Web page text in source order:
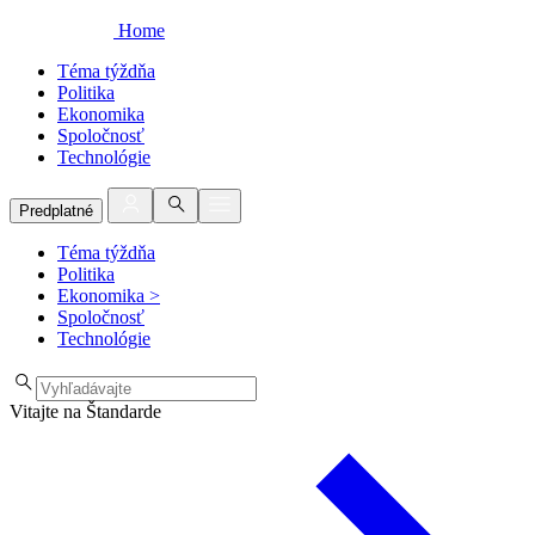
Home
Téma týždňa
Politika
Ekonomika
Spoločnosť
Technológie
Predplatné
Téma týždňa
Politika
Ekonomika >
Spoločnosť
Technológie
Vitajte na Štandarde